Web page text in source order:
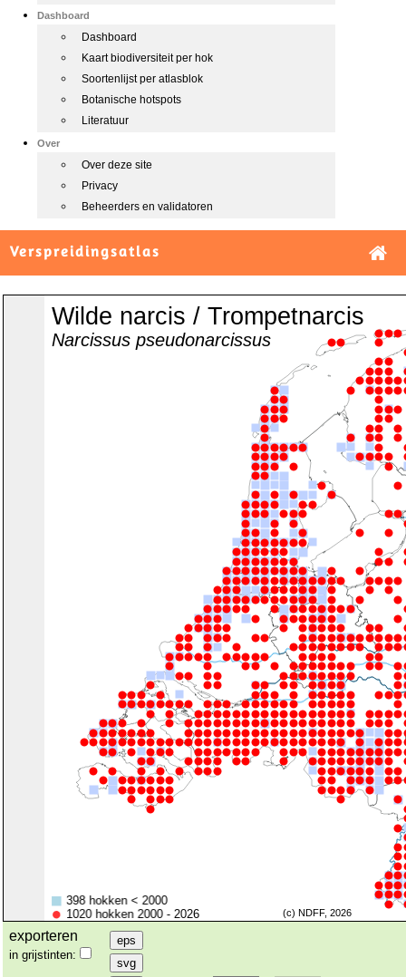
Dashboard
Dashboard
Kaart biodiversiteit per hok
Soortenlijst per atlasblok
Botanische hotspots
Literatuur
Over
Over deze site
Privacy
Beheerders en validatoren
Verspreidingsatlas